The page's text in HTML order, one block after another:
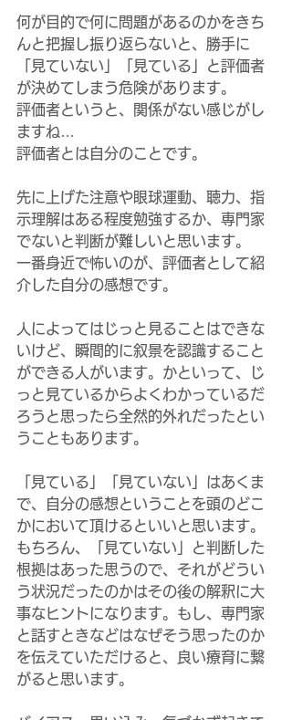
何が目的で何に問題があるのかをきち
んと把握し振り返らないと、勝手に
「見ていない」「見ている」と評価者
が決めてしまう危険があります。
評価者というと、関係がない感じがし
ますね…
評価者とは自分のことです。
先に上げた注意や眼球運動、聴力、指
示理解はある程度勉強するか、専門家
でないと判断が難しいと思います。
一番身近で怖いのが、評価者として紹
介した自分の感想です。
人によってはじっと見ることはできな
いけど、瞬間的に叙景を認識すること
ができる人がいます。かといって、じ
っと見ているからよくわかっているだ
ろうと思ったら全然的外れだったとい
うこともあります。
「見ている」「見ていない」はあくま
で、自分の感想ということを頭のどこ
かにおいて頂けるといいと思います。
もちろん、「見ていない」と判断した
根拠はあった思うので、それがどうい
う状況だったのかはその後の解釈に大
事なヒントになります。もし、専門家
と話すときなどはなぜそう思ったのか
を伝えていただけると、良い療育に繋
がると思います。